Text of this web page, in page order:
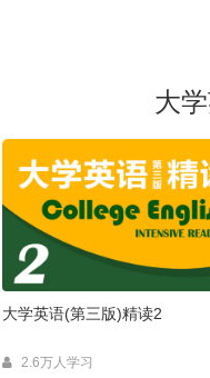
大
大学英语(第三版)精读2
2.6万人学习